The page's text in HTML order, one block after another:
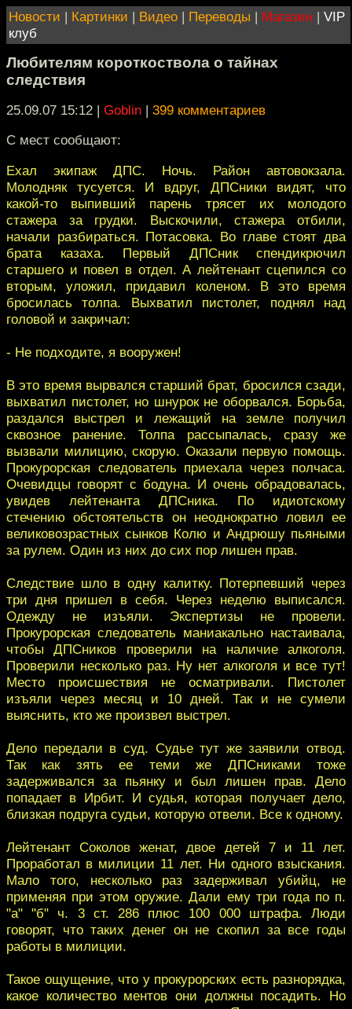
Новости | Картинки | Видео | Переводы | Магазин | VIP
клуб
Любителям короткоствола о тайнах
следствия
25.09.07 15:12 | Goblin | 399 комментариев
С мест сообщают:
Ехал экипаж ДПС. Ночь. Район автовокзала.
Молодняк тусуется. И вдруг, ДПСники видят, что
какой-то выпивший парень трясет их молодого
стажера за грудки. Выскочили, стажера отбили,
начали разбираться. Потасовка. Во главе стоят два
брата казаха. Первый ДПСник спендикрючил
старшего и повел в отдел. А лейтенант сцепился со
вторым, уложил, придавил коленом. В это время
бросилась толпа. Выхватил пистолет, поднял над
головой и закричал:
- Не подходите, я вооружен!
В это время вырвался старший брат, бросился сзади,
выхватил пистолет, но шнурок не оборвался. Борьба,
раздался выстрел и лежащий на земле получил
сквозное ранение. Толпа рассыпалась, сразу же
вызвали милицию, скорую. Оказали первую помощь.
Прокурорская следователь приехала через полчаса.
Очевидцы говорят с бодуна. И очень обрадовалась,
увидев лейтенанта ДПСника. По идиотскому
стечению обстоятельств он неоднократно ловил ее
великовозрастных сынков Колю и Андрюшу пьяными
за рулем. Один из них до сих пор лишен прав.
Следствие шло в одну калитку. Потерпевший через
три дня пришел в себя. Через неделю выписался.
Одежду не изъяли. Экспертизы не провели.
Прокурорская следователь маниакально настаивала,
чтобы ДПСников проверили на наличие алкоголя.
Проверили несколько раз. Ну нет алкоголя и все тут!
Место происшествия не осматривали. Пистолет
изъяли через месяц и 10 дней. Так и не сумели
выяснить, кто же произвел выстрел.
Дело передали в суд. Судье тут же заявили отвод.
Так как зять ее теми же ДПСниками тоже
задерживался за пьянку и был лишен прав. Дело
попадает в Ирбит. И судья, которая получает дело,
близкая подруга судьи, которую отвели. Все к одному.
Лейтенант Соколов женат, двое детей 7 и 11 лет.
Проработал в милиции 11 лет. Ни одного взыскания.
Мало того, несколько раз задерживал убийц, не
применяя при этом оружие. Дали ему три года по п.
"а" "б" ч. 3 ст. 286 плюс 100 000 штрафа. Люди
говорят, что таких денег он не скопил за все годы
работы в милиции.
Такое ощущение, что у прокурорских есть разнорядка,
какое количество ментов они должны посадить. Но